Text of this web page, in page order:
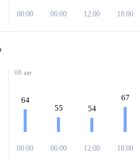
00:00 06:00 12:00 18:00
08 авг
64
00:00
55
06:00
54
12:00
67
18:00